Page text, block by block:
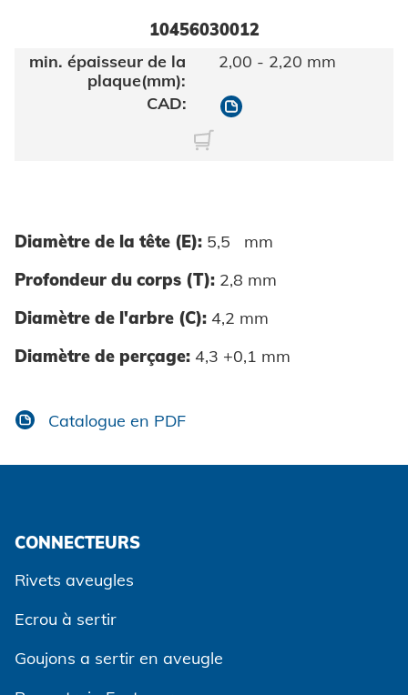
10456030012
2,00 - 2,20 mm
10456030012
Diamètre de la tête (E): 5,5 mm
Profondeur du corps (T): 2,8 mm
Diamètre de l'arbre (C): 4,2 mm
Diamètre de perçage: 4,3 +0,1 mm
Catalogue en PDF
CONNECTEURS
Rivets aveugles
Ecrou à sertir
Goujons a sertir en aveugle